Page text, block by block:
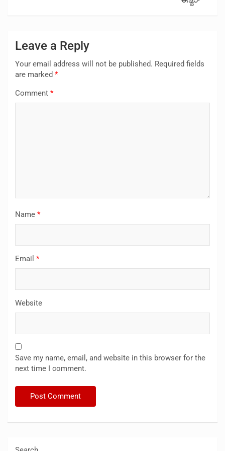
Leave a Reply
Your email address will not be published. Required fields
are marked *
Comment *
Name *
Email *
Website
Save my name, email, and website in this browser for the
next time I comment.